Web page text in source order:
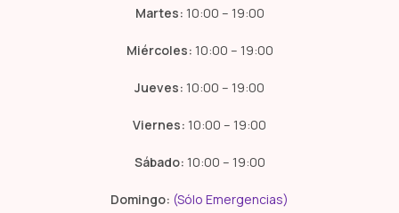
Martes: 10:00 – 19:00
Miércoles: 10:00 – 19:00
Jueves: 10:00 – 19:00
Viernes: 10:00 – 19:00
Sábado: 10:00 – 19:00
Domingo: (Sólo Emergencias)